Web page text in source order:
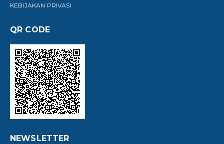
KEBIJAKAN PRIVASI
QR CODE
NEWSLETTER